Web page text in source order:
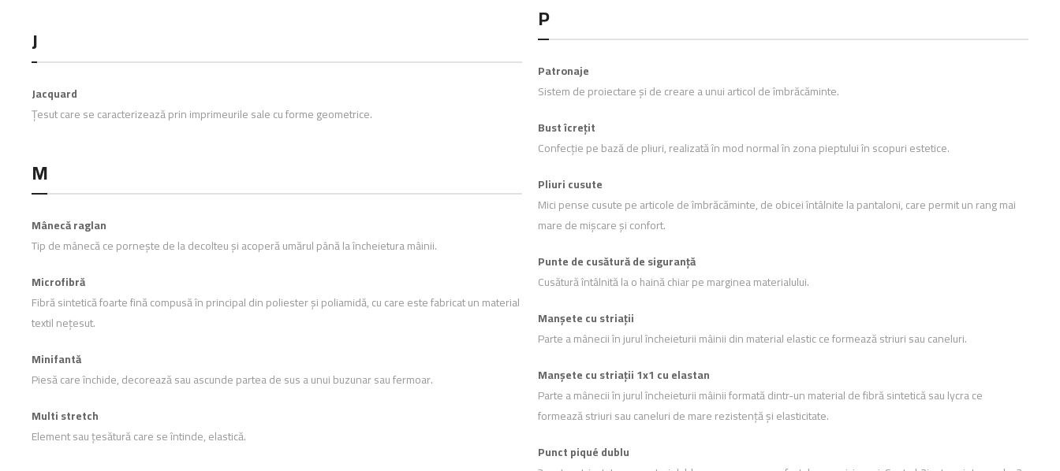
J
Jacquard
Țesut care se caracterizează prin imprimeurile sale cu forme geometrice.
M
Mânecă raglan
Tip de mânecă ce pornește de la decolteu și acoperă umărul până la încheietura mâinii.
Microfibră
Fibră sintetică foarte fină compusă în principal din poliester și poliamidă, cu care este fabricat un material
textil nețesut.
Minifantă
Piesă care închide, decorează sau ascunde partea de sus a unui buzunar sau fermoar.
Multi stretch
Element sau țesătură care se întinde, elastică.
P
Patronaje
Sistem de proiectare și de creare a unui articol de îmbrăcăminte.
Bust îcrețit
Confecție pe bază de pliuri, realizată în mod normal în zona pieptului în scopuri estetice.
Pliuri cusute
Mici pense cusute pe articole de îmbrăcăminte, de obicei întâlnite la pantaloni, care permit un rang mai
mare de mișcare și confort.
Punte de cusătură de siguranță
Cusătură întâlnită la o haină chiar pe marginea materialului.
Manșete cu striații
Parte a mânecii în jurul încheieturii mâinii din material elastic ce formează striuri sau caneluri.
Manșete cu striații 1x1 cu elastan
Parte a mânecii în jurul încheieturii mâinii formată dintr-un material de fibră sintetică sau lycra ce
formează striuri sau caneluri de mare rezistență și elasticitate.
Punct piqué dublu